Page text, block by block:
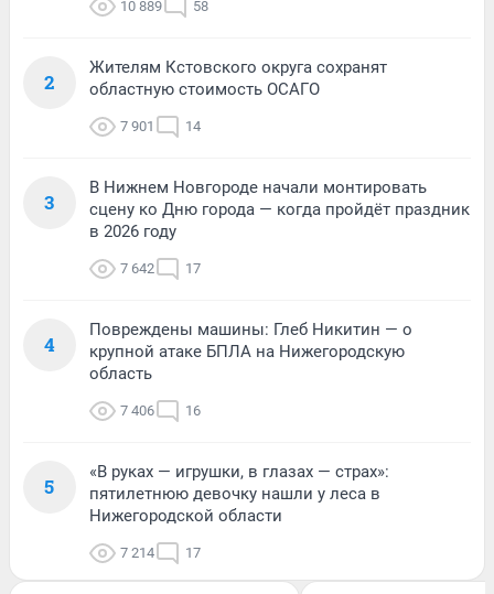
10 889 58
2
Жителям Кстовского округа сохранят
областную стоимость ОСАГО
7 901 14
3
В Нижнем Новгороде начали монтировать
сцену ко Дню города — когда пройдёт праздник
в 2026 году
7 642 17
4
Повреждены машины: Глеб Никитин — о
крупной атаке БПЛА на Нижегородскую
область
7 406 16
5
«В руках — игрушки, в глазах — страх»:
пятилетнюю девочку нашли у леса в
Нижегородской области
7 214 17